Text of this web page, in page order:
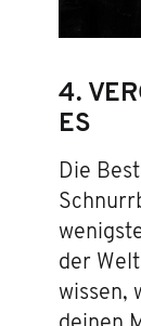
4.
ES
Die
der
wissen,